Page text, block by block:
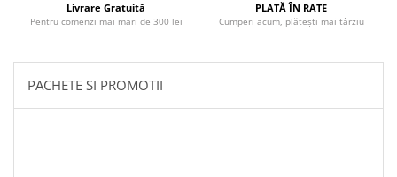
Adult
Livrare Gratuită
Pentru comenzi mai mari de 300 lei
PLATĂ ÎN RATE
Cumperi acum, plătești mai târziu
PACHETE SI PROMOTII